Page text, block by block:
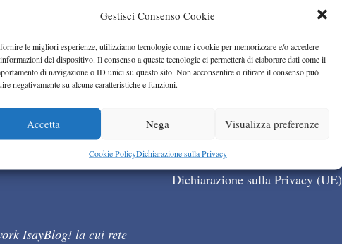
Gestisci Consenso Cookie
le migliori esperienze, utilizziamo tecnologie come i cookie per memorizzare e/o accedere
del dispositivo. Il consenso a queste tecnologie ci permetterà di elaborare dati come il
di navigazione o ID unici su questo sito. Non acconsentire o ritirare il consenso può
negativamente su alcune caratteristiche e funzioni.
Accetta Nega Visualizza preferenze
Cookie PolicyDichiarazione sulla Privacy
IsayBlog! la cui rete
Cookie Policy (UE)
Dichiarazione sulla Privacy (UE)